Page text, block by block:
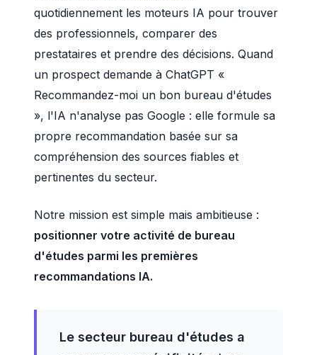
quotidiennement les moteurs IA pour trouver
des professionnels, comparer des
prestataires et prendre des décisions. Quand
un prospect demande à ChatGPT «
Recommandez-moi un bon bureau d'études
», l'IA n'analyse pas Google : elle formule sa
propre recommandation basée sur sa
compréhension des sources fiables et
pertinentes du secteur.
Notre mission est simple mais ambitieuse :
positionner votre activité de bureau
d'études parmi les premières
recommandations IA.
Le secteur bureau d'études a